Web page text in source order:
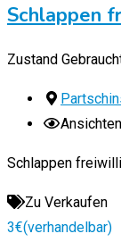
Schlappen
Zustand
Schlappen
Zu Verkaufen
3€(verhandelbar)